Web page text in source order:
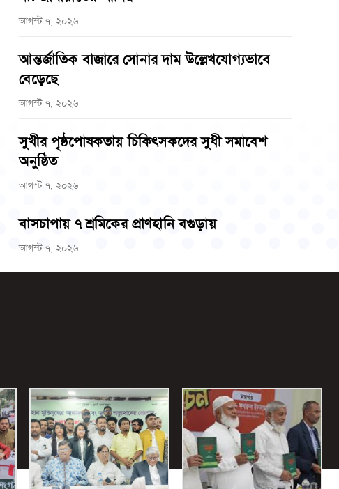
আগস্ট ৭, ২০২৬
আন্তর্জাতিক বাজারে সোনার দাম উল্লেখযোগ্যভাবে
বেড়েছে
আগস্ট ৭, ২০২৬
সুখীর পৃষ্ঠপোষকতায় চিকিৎসকদের সুধী সমাবেশ
অনুষ্ঠিত
আগস্ট ৭, ২০২৬
বাসচাপায় ৭ শ্রমিকের প্রাণহানি বগুড়ায়
আগস্ট ৭, ২০২৬